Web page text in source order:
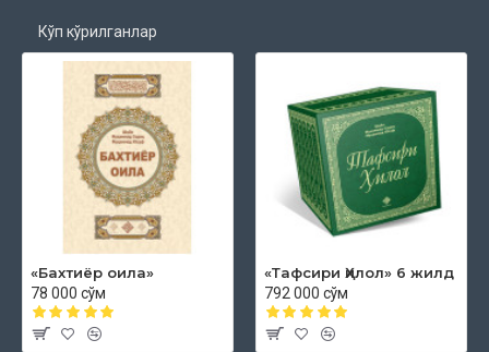
Кўп кўрилганлар
«Бахтиёр оила»
78 000 сўм
«Тафсири Ҳилол» 6 жилд
792 000 сўм